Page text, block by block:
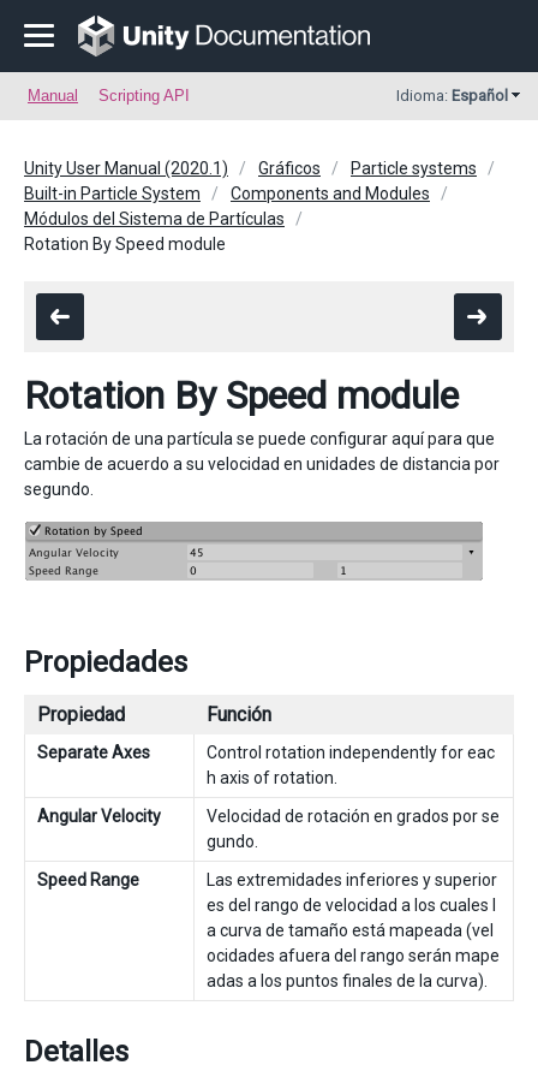
Manual Scripting API Idioma: Español
Unity User Manual (2020.1) Gráficos
Particle systems
Built-in Particle System
Components and Modules
Módulos del Sistema de Partículas
Rotation By Speed module
Rotation By Speed module
La rotación de una partícula se puede configurar aquí para que
cambie de acuerdo a su velocidad en unidades de distancia por
segundo.
Propiedades
Propiedad Función
Separate Axes
Control rotation independently for eac
h axis of rotation.
Angular Velocity
Velocidad de rotación en grados por se
gundo.
Speed Range
Las extremidades inferiores y superior
es del rango de velocidad a los cuales l
a curva de tamaño está mapeada (vel
ocidades afuera del rango serán mape
adas a los puntos finales de la curva).
Detalles